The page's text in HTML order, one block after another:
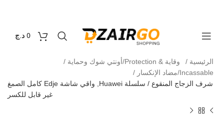
0
0 د.ج
الرئيسية
وقاية & Protection/أونتي شوك وحماية
Incassable/مضاد الإنكسار
شرف الزجاج المنقوع / سلسلة Huawei, واقي شاشة Edje كامل الصمغ
غير قابل للكسر